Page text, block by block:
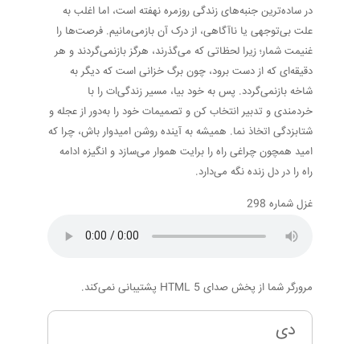
در ساده‌ترین جنبه‌های زندگی روزمره نهفته است، اما اغلب به
علت بی‌توجهی یا ناآگاهی، از درک آن بازمی‌مانیم. فرصت‌ها را
غنیمت شمار؛ زیرا لحظاتی که می‌گذرند، هرگز بازنمی‌گردند و هر
دقیقه‌ای که از دست برود، چون برگ خزانی است که دیگر به
شاخه بازنمی‌گردد. پس به خود بیا، مسیر زندگی‌ات را با
خردمندی و تدبیر انتخاب کن و تصمیمات خود را به‌دور از عجله و
شتابزدگی اتخاذ نما. همیشه به آینده روشن امیدوار باش، چرا که
امید همچون چراغی راه را برایت هموار می‌سازد و انگیزه ادامه
راه را در دل زنده نگه می‌دارد.
غزل شماره 298
مرورگر شما از پخش صدای HTML 5 پشتیبانی نمی‌کند.
دی